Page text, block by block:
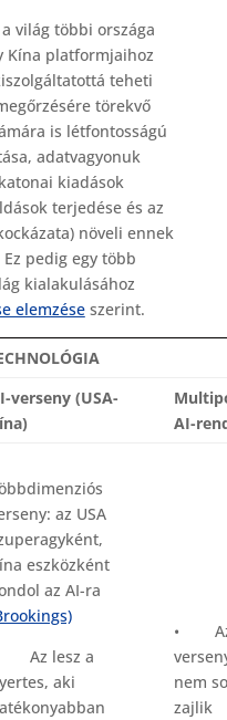
világ többi országa
Kína platformjaihoz
teheti
törekvő
is létfontosságú
adatvagyonuk
kiadások
terjedése és az
növeli ennek
pedig egy több
kialakulásához
elemzéseszerint.
verseny (USA-
AI-
az USA
eszközként
az AI-ra
Az lesz a
aki
• Az
nem
zajlik